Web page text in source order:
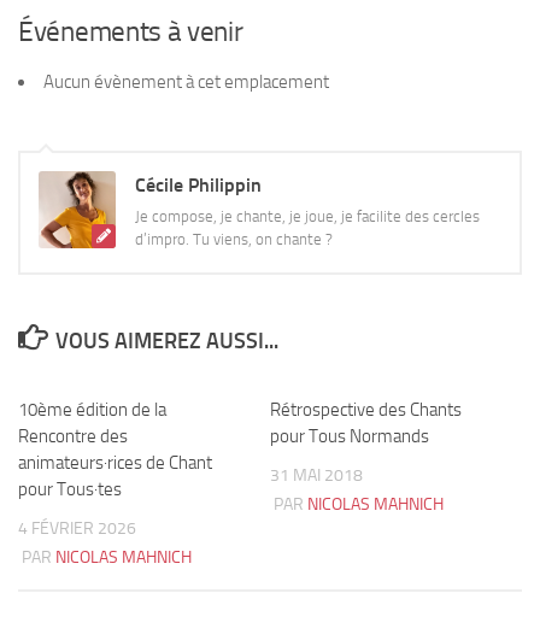
Événements à venir
Aucun évènement à cet emplacement
Cécile Philippin
Je compose, je chante, je joue, je facilite des cercles
d’impro. Tu viens, on chante ?
VOUS AIMEREZ AUSSI...
10ème édition de la
Rencontre des
animateurs·rices de Chant
pour Tous·tes
4 FÉVRIER 2026
PAR NICOLAS MAHNICH
Rétrospective des Chants
pour Tous Normands
31 MAI 2018
PAR NICOLAS MAHNICH